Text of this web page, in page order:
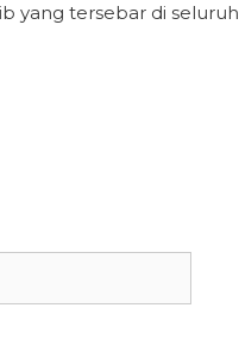
yang tersebar di seluruh